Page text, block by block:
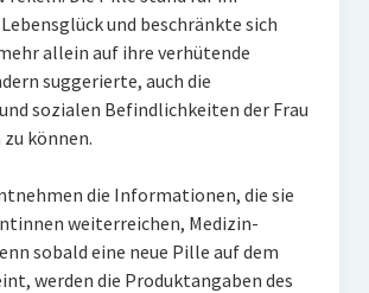
und beschränkte sich
allein auf ihre verhütende
suggerierte, auch die
sozialen Befindlichkeiten der Frau
können.
die Informationen, die sie
weiterreichen, Medizin-
sobald eine neue Pille auf dem
werden die Produktangaben des